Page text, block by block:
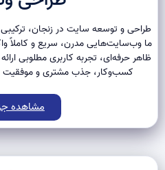
طراحی و توسعه سایت در زنجان،
ما وب‌سایت‌هایی مدرن، سریع و کاملاً
ظاهر حرفه‌ای، تجربه کاربری مطلوبی
کسب‌وکار، جذب مشتری و موفقیت
مشاهده